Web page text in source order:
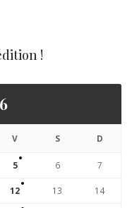
!
V S D
5 6 7
12 13 14